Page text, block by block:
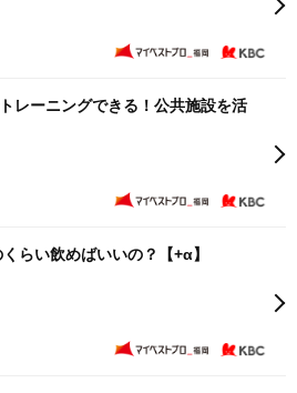
レーニングできる！公共施設を活
らい飲めばいいの？【+α】